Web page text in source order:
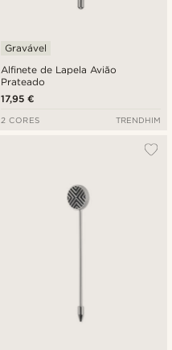
Alfinete de Lapela Avião
Prateado
Gravável
17,95 €
2 CORES TRENDHIM